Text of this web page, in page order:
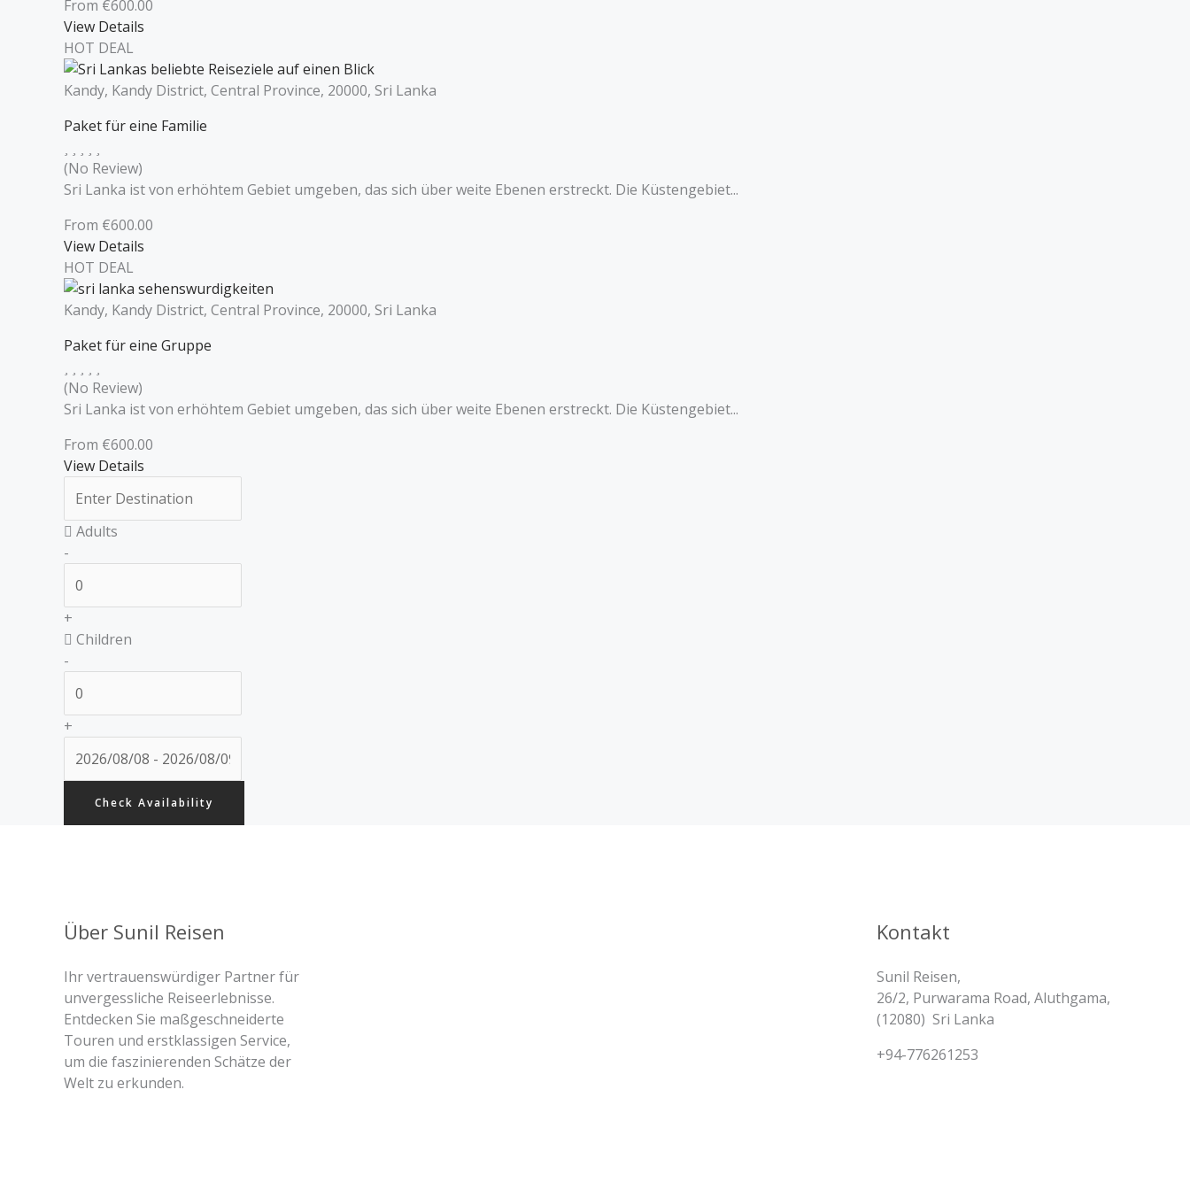
From €600.00
View Details
HOT DEAL
Kandy, Kandy District, Central Province, 20000, Sri Lanka
Paket für eine Familie
(No Review)
Sri Lanka ist von erhöhtem Gebiet umgeben, das sich über weite Ebenen erstreckt. Die Küstengebiet...
From €600.00
View Details
HOT DEAL
Kandy, Kandy District, Central Province, 20000, Sri Lanka
Paket für eine Gruppe
(No Review)
Sri Lanka ist von erhöhtem Gebiet umgeben, das sich über weite Ebenen erstreckt. Die Küstengebiet...
From €600.00
View Details
Adults
-
+
Children
-
+
Check Availability
Über Sunil Reisen
Ihr vertrauenswürdiger Partner für
unvergessliche Reiseerlebnisse.
Entdecken Sie maßgeschneiderte
Touren und erstklassigen Service,
um die faszinierenden Schätze der
Welt zu erkunden.
Kontakt
Sunil Reisen,
26/2, Purwarama Road, Aluthgama,
(12080) Sri Lanka
+94-776261253